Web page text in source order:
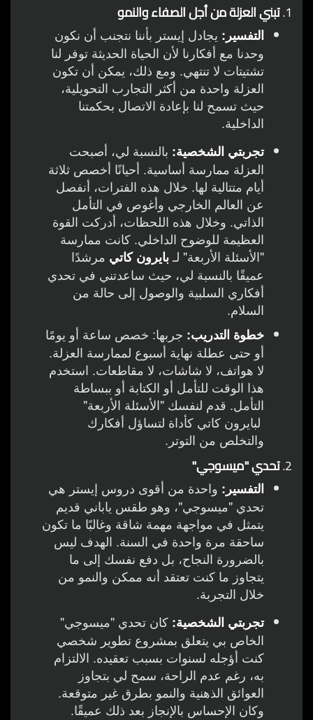
1. تبني العزلة من أجل الصفاء والنمو
التفسير: يجادل إيستر بأننا نتجنب أن نكون
وحدنا مع أفكارنا لأن الحياة الحديثة توفر لنا
تشتيتات لا تنتهي. ومع ذلك، يمكن أن تكون
العزلة واحدة من أكثر التجارب التحويلية،
حيث تسمح لنا بإعادة الاتصال بحكمتنا
الداخلية.
تجربتي الشخصية: بالنسبة لي، أصبحت
العزلة ممارسة أساسية. أحيانًا أخصص ثلاثة
أيام متتالية لها. خلال هذه الفترات، أنفصل
عن العالم الخارجي وأغوص في التأمل
الذاتي. وخلال هذه اللحظات، أدركت القوة
العظيمة للوضوح الداخلي. كانت ممارسة
"الأسئلة الأربعة" لـبايرون كاتي مرشدًا
عميقًا بالنسبة لي، حيث ساعدتني في تحدي
أفكاري السلبية والوصول إلى حالة من
السلام.
خطوة التدريب: جربها: خصص ساعة أو يومًا
أو حتى عطلة نهاية أسبوع لممارسة العزلة.
لا هواتف، لا شاشات، لا مقاطعات. استخدم
هذا الوقت للتأمل أو الكتابة أو ببساطة
التأمل. قدم لنفسك "الأسئلة الأربعة"
لبايرون كاتي كأداة لتساؤل أفكارك
والتخلص من التوتر.
2. تحدي "ميسوجي"
التفسير: واحدة من أقوى دروس إيستر هي
تحدي "ميسوجي"، وهو طقس ياباني قديم
يتمثل في مواجهة مهمة شاقة وغالبًا ما تكون
ساحقة مرة واحدة في السنة. الهدف ليس
بالضرورة النجاح، بل دفع نفسك إلى ما
يتجاوز ما كنت تعتقد أنه ممكن والنمو من
خلال التجربة.
تجربتي الشخصية: كان تحدي "ميسوجي"
الخاص بي يتعلق بمشروع تطوير شخصي
كنت أؤجله لسنوات بسبب تعقيده. الالتزام
به، رغم عدم الراحة، سمح لي بتجاوز
العوائق الذهنية والنمو بطرق غير متوقعة.
وكان الإحساس بالإنجاز بعد ذلك عميقًا.